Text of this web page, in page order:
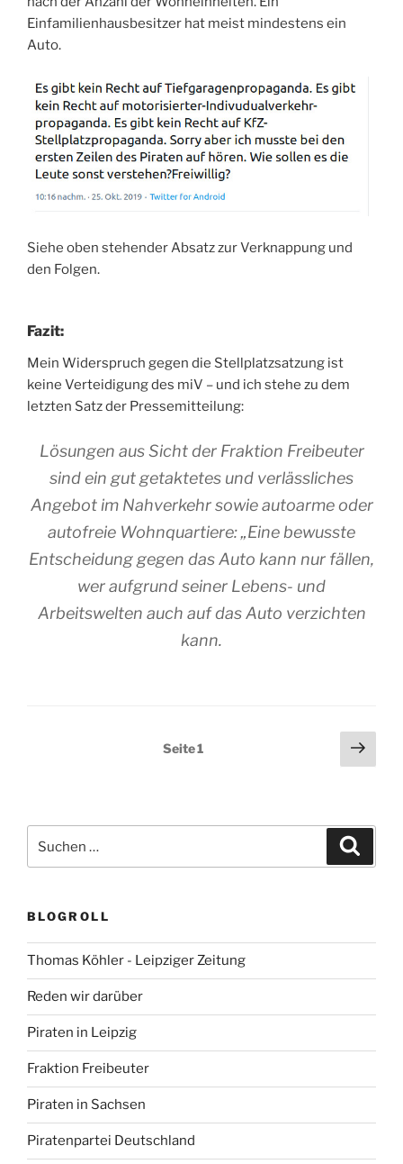
Einfamilienhausbesitzer hat meist mindestens ein
Auto.
Siehe oben stehender Absatz zur Verknappung und
den Folgen.
Fazit:
Mein Widerspruch gegen die Stellplatzsatzung ist
keine Verteidigung des miV – und ich stehe zu dem
letzten Satz der Pressemitteilung:
Lösungen aus Sicht der Fraktion Freibeuter
sind ein gut getaktetes und verlässliches
Angebot im Nahverkehr sowie autoarme oder
autofreie Wohnquartiere: „Eine bewusste
Entscheidung gegen das Auto kann nur fällen,
wer aufgrund seiner Lebens- und
Arbeitswelten auch auf das Auto verzichten
kann.
Seitennummerierung
Seite1
nach:
BLOGROLL
Thomas Köhler - Leipziger Zeitung
Reden wir darüber
Piraten in Leipzig
Fraktion Freibeuter
Piraten in Sachsen
Piratenpartei Deutschland